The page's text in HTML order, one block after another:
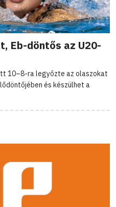
Eb-döntős az U20-
10–8-ra legyőzte az olaszokat
és készülhet a